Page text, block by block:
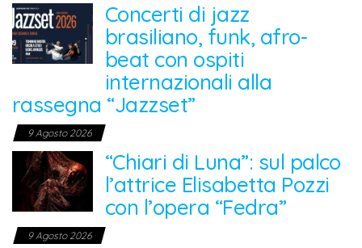
Concerti di jazz
brasiliano, funk, afro-
beat con ospiti
internazionali alla
rassegna “Jazzset”
9 Agosto 2026
“Chiari di Luna”: sul palco
l’attrice Elisabetta Pozzi
con l’opera “Fedra”
9 Agosto 2026